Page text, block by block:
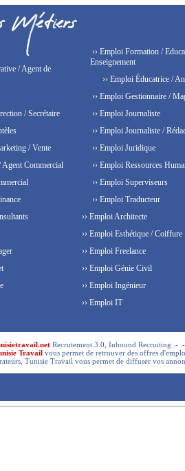
/ Agent de
/ Secrétaire
/ Vente
Agent Commercial
›› Emploi Formation /
Enseignement
›› Emploi Éducatrice /
›› Emploi Gestionnaire /
›› Emploi Journaliste
›› Emploi Journaliste /
›› Emploi Juridique
›› Emploi Ressources
›› Emploi Superviseurs
›› Emploi Traducteur
›› Emploi Architecte
›› Emploi Esthétique / Coiffure
›› Emploi Freelance
›› Emploi Génie Civil
›› Emploi Ingénieur
›› Emploi IT
Recrutement 3.0, Inbound Recruiting .-
Travail vous permet de retrouver des offres
Tunisie Travail vous permet de diffuser vos